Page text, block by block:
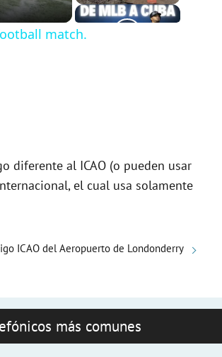
match.
diferente al ICAO (o pueden usar
el cual usa solamente
ICAO del Aeropuerto de Londonderry
más comunes